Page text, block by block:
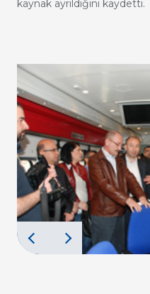
kaynak ayrıldığını kaydetti.